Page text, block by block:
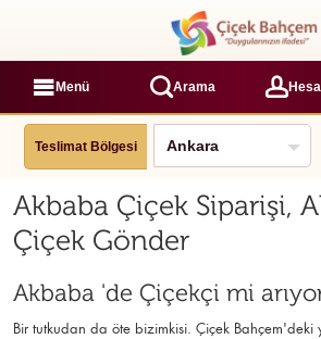
Menü Arama
Teslimat Bölgesi
Akbaba Çiçek Siparişi,
Çiçek Gönder
Akbaba 'de Çiçekçi mi
Bir tutkudan da öte bizimkisi. Çiçek Bahçem'deki